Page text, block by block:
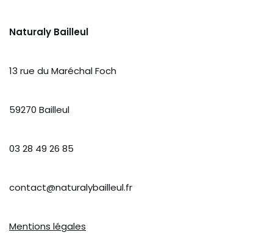
Naturaly Bailleul
13 rue du Maréchal Foch
59270 Bailleul
03 28 49 26 85
contact@naturalybailleul.fr
Mentions légales